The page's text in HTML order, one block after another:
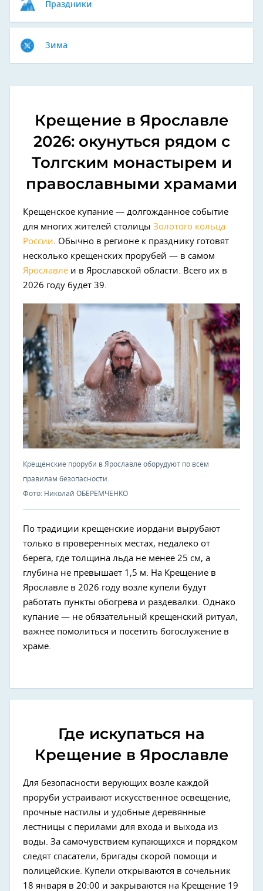
Праздники
Зима
Крещение в Ярославле
2026: окунуться рядом с
Толгским монастырем и
православными храмами
Крещенское купание — долгожданное событие
для многих жителей столицы Золотого кольца
России. Обычно в регионе к празднику готовят
несколько крещенских прорубей — в самом
Ярославле и в Ярославской области. Всего их в
2026 году будет 39.
Крещенские проруби в Ярославле оборудуют по всем
правилам безопасности.
Фото: Николай ОБЕРЕМЧЕНКО
По традиции крещенские иордани вырубают
только в проверенных местах, недалеко от
берега, где толщина льда не менее 25 см, а
глубина не превышает 1,5 м. На Крещение в
Ярославле в 2026 году возле купели будут
работать пункты обогрева и раздевалки. Однако
купание — не обязательный крещенский ритуал,
важнее помолиться и посетить богослужение в
храме.
Где искупаться на
Крещение в Ярославле
Для безопасности верующих возле каждой
проруби устраивают искусственное освещение,
прочные настилы и удобные деревянные
лестницы с перилами для входа и выхода из
воды. За самочувствием купающихся и порядком
следят спасатели, бригады скорой помощи и
полицейские. Купели открываются в сочельник
18 января в 20:00 и закрываются на Крещение 19